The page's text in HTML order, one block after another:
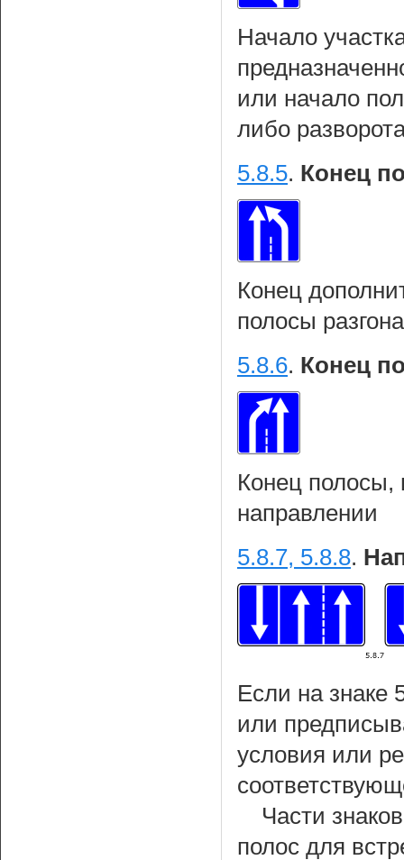
Начало
или начало
либо
5.8.5. Конец
Конец
полосы разгона
5.8.6. Конец
Конец полосы,
направлении
5.8.7, 5.8.8.
Если на знаке
или
условия или
Части
полос для